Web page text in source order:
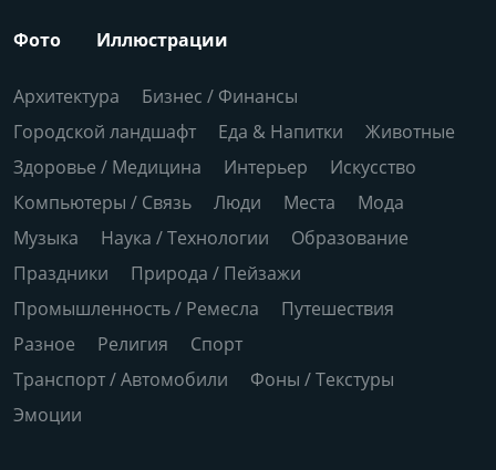
Фото Иллюстрации
Архитектура
Бизнес / Финансы
Городской ландшафт
Еда & Напитки
Животные
Здоровье / Медицина
Интерьер
Искусство
Компьютеры / Связь
Люди Места
Мода
Музыка
Наука / Технологии
Образование
Праздники
Природа / Пейзажи
Промышленность / Ремесла
Путешествия
Разное
Религия
Спорт
Транспорт / Автомобили
Фоны / Текстуры
Эмоции